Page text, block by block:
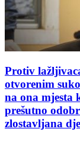
Protiv
otvorenim
na ona mjesta
prešutno
zlostavljana